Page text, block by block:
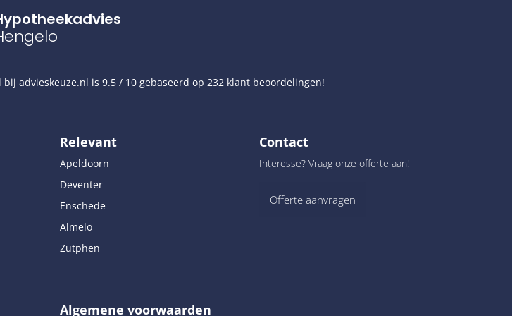
bij advieskeuze.nl is 9.5/ 10gebaseerd op 232klant beoordelingen!
Relevant
Apeldoorn
Deventer
Enschede
Almelo
Zutphen
Algemene voorwaarden
Contact
Interesse? Vraag onze offerte aan!
Offerte aanvragen